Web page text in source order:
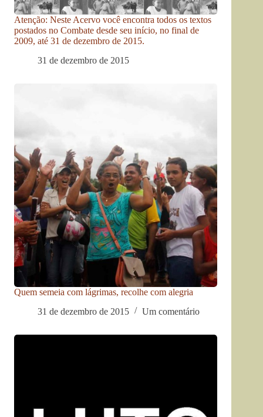
Atenção: Neste Acervo você encontra todos os textos
postados no Combate desde seu início, no final de
2009, até 31 de dezembro de 2015.
31 de dezembro de 2015
Quem semeia com lágrimas, recolhe com alegria
31 de dezembro de 2015
Um comentário